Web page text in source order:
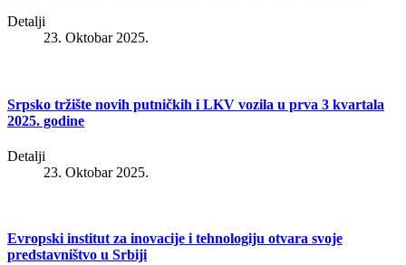
Detalji
23. Oktobar 2025.
Srpsko tržište novih putničkih i LKV vozila u prva 3 kvartala
2025. godine
Detalji
23. Oktobar 2025.
Evropski institut za inovacije i tehnologiju otvara svoje
predstavništvo u Srbiji